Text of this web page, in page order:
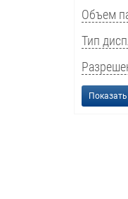
Объем
Тип